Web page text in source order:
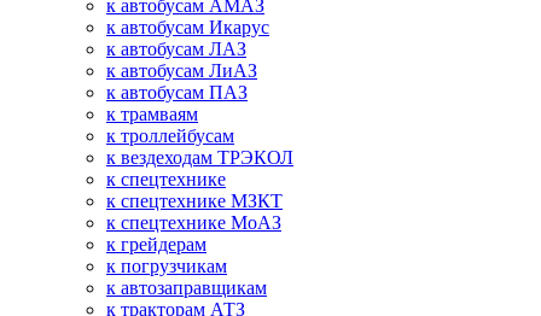
к автобусам АМАЗ
к автобусам Икарус
к автобусам ЛАЗ
к автобусам ЛиАЗ
к автобусам ПАЗ
к трамваям
к троллейбусам
к вездеходам ТРЭКОЛ
к спецтехнике
к спецтехнике МЗКТ
к спецтехнике МоАЗ
к грейдерам
к погрузчикам
к автозаправщикам
к тракторам АТЗ